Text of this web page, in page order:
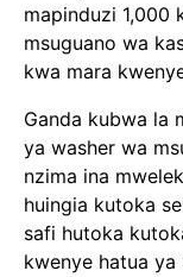
mapinduzi 1,000
msuguano wa
kwa mara
Ganda kubwa la
ya washer wa
nzima ina
huingia kutoka
safi hutoka
kwenye hatua ya